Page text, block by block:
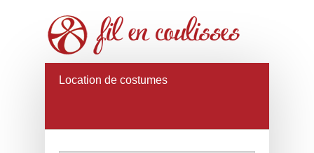
Location de costumes